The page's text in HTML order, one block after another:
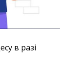
в разі